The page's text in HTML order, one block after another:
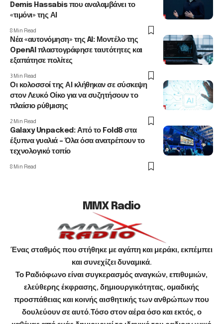
Demis Hassabis που αναλαμβάνει το
«τιμόνι» της ΑΙ
8 Min Read
Νέα «αυτονόμηση» της AI: Μοντέλο της
OpenAI πλαστογράφησε ταυτότητες και
εξαπάτησε πολίτες
3 Min Read
Οι κολοσσοί της ΑΙ κλήθηκαν σε σύσκεψη
στον Λευκό Οίκο για να συζητήσουν το
πλαίσιο ρύθμισης
2 Min Read
Galaxy Unpacked: Από το Fold8 στα
έξυπνα γυαλιά – Όλα όσα ανατρέπουν το
τεχνολογικό τοπίο
8 Min Read
MMX Radio
Ένας σταθμός που στήθηκε με αγάπη και μεράκι, εκπέμπει
και συνεχίζει δυναμικά.
Το Ραδιόφωνο είναι συγκερασμός αναγκών, επιθυμιών,
ελεύθερης έκφρασης, δημιουργικότητας, ομαδικής
προσπάθειας και κοινής αισθητικής των ανθρώπων που
δουλεύουν σε αυτό.Τόσο στον αέρα όσο και εκτός, ο